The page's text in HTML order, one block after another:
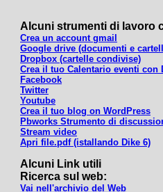
Alcuni strumenti di lavoro
Crea un account gmail
Google drive (documenti e
Dropbox (cartelle condivise)
Crea il tuo Calentario eventi con
Facebook
Twitter
Youtube
Crea il tuo blog on WordPress
Pbworks Strumento di
Stream video
Apri file.pdf (istallando Dike 6)
Alcuni Link utili
Ricerca sul web:
Vai nell'archivio del Web